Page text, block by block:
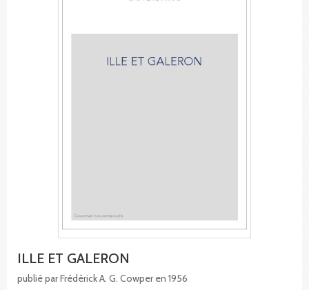
ILLE ET GALERON
publié par Frédérick A. G. Cowper en 1956